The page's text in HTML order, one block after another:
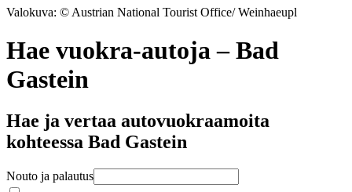
Valokuva: © Austrian National Tourist Office/ Weinhaeupl
Hae vuokra-autoja – Bad
Gastein
Hae ja vertaa autovuokraamoita
kohteessa Bad Gastein
Nouto ja palautus